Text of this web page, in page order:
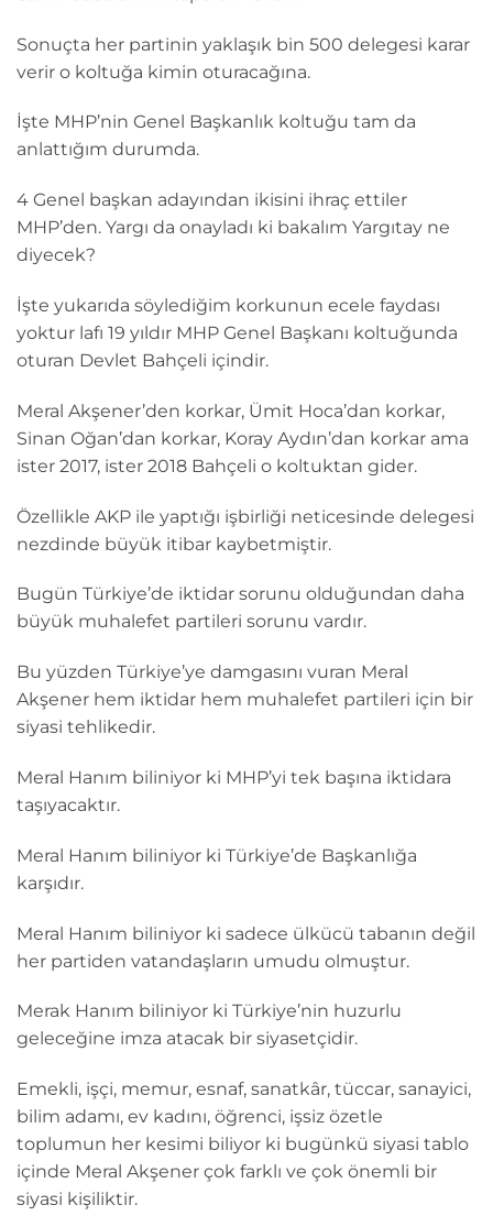
Sonuçta her partinin yaklaşık bin 500 delegesi karar
verir o koltuğa kimin oturacağına.
İşte MHP’nin Genel Başkanlık koltuğu tam da
anlattığım durumda.
4 Genel başkan adayından ikisini ihraç ettiler
MHP’den. Yargı da onayladı ki bakalım Yargıtay ne
diyecek?
İşte yukarıda söylediğim korkunun ecele faydası
yoktur lafı 19 yıldır MHP Genel Başkanı koltuğunda
oturan Devlet Bahçeli içindir.
Meral Akşener’den korkar, Ümit Hoca’dan korkar,
Sinan Oğan’dan korkar, Koray Aydın’dan korkar ama
ister 2017, ister 2018 Bahçeli o koltuktan gider.
Özellikle AKP ile yaptığı işbirliği neticesinde delegesi
nezdinde büyük itibar kaybetmiştir.
Bugün Türkiye’de iktidar sorunu olduğundan daha
büyük muhalefet partileri sorunu vardır.
Bu yüzden Türkiye’ye damgasını vuran Meral
Akşener hem iktidar hem muhalefet partileri için bir
siyasi tehlikedir.
Meral Hanım biliniyor ki MHP’yi tek başına iktidara
taşıyacaktır.
Meral Hanım biliniyor ki Türkiye’de Başkanlığa
karşıdır.
Meral Hanım biliniyor ki sadece ülkücü tabanın değil
her partiden vatandaşların umudu olmuştur.
Merak Hanım biliniyor ki Türkiye’nin huzurlu
geleceğine imza atacak bir siyasetçidir.
Emekli, işçi, memur, esnaf, sanatkâr, tüccar, sanayici,
bilim adamı, ev kadını, öğrenci, işsiz özetle
toplumun her kesimi biliyor ki bugünkü siyasi tablo
içinde Meral Akşener çok farklı ve çok önemli bir
siyasi kişiliktir.